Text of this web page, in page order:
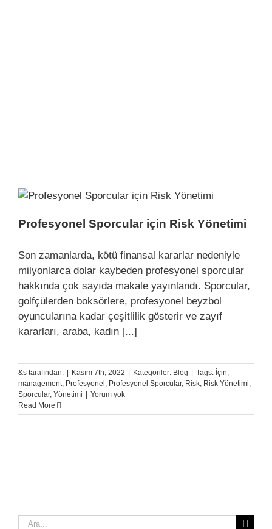
Profesyonel Sporcular için Risk Yönetimi
Son zamanlarda, kötü finansal kararlar nedeniyle
milyonlarca dolar kaybeden profesyonel sporcular
hakkında çok sayıda makale yayınlandı. Sporcular,
golfçülerden boksörlere, profesyonel beyzbol
oyuncularına kadar çeşitlilik gösterir ve zayıf
kararları, araba, kadın [...]
&s tarafından. Kasım 7th, 2022 Kategoriler: Blog Tags: İçin,
management, Profesyonel , Profesyonel Sporcular, Risk, Risk Yönetimi,
Sporcular, Yönetimi
Yorum yok
Read More
Ara: